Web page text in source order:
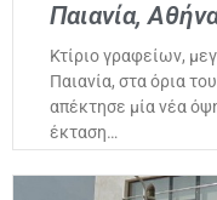
Παιανία,
Κτίριο γραφείων,
Παιανία, στα όρια
απέκτησε μία νέα
έκταση…